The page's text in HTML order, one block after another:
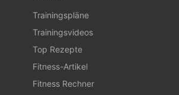
Trainingspläne
Trainingsvideos
Top Rezepte
Fitness-Artikel
Fitness Rechner